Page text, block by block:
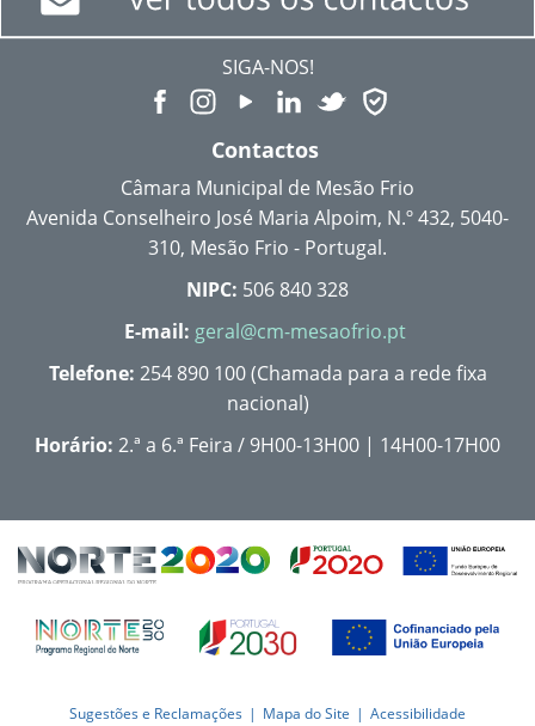
SIGA-NOS!
Contactos
Câmara Municipal de Mesão Frio
Avenida Conselheiro José Maria Alpoim, N.º 432, 5040-
310, Mesão Frio - Portugal.
NIPC: 506 840 328
E-mail: geral@cm-mesaofrio.pt
Telefone: 254 890 100 (Chamada para a rede fixa
nacional)
Horário: 2.ª a 6.ª Feira / 9H00-13H00 | 14H00-17H00
Sugestões e Reclamações Mapa do Site Acessibilidade